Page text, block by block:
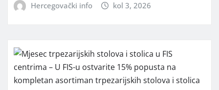
Hercegovački info kol 3, 2026